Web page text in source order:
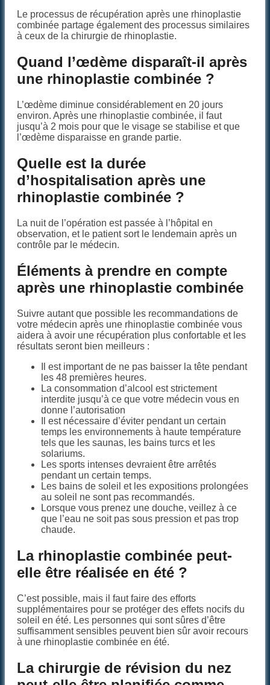
Le processus de récupération après une rhinoplastie
combinée partage également des processus similaires
à ceux de la chirurgie de rhinoplastie.
Quand l’œdème disparaît-il après
une rhinoplastie combinée ?
L’œdème diminue considérablement en 20 jours
environ. Après une rhinoplastie combinée, il faut
jusqu’à 2 mois pour que le visage se stabilise et que
l’œdème disparaisse en grande partie.
Quelle est la durée
d’hospitalisation après une
rhinoplastie combinée ?
La nuit de l’opération est passée à l’hôpital en
observation, et le patient sort le lendemain après un
contrôle par le médecin.
Éléments à prendre en compte
après une rhinoplastie combinée
Suivre autant que possible les recommandations de
votre médecin après une rhinoplastie combinée vous
aidera à avoir une récupération plus confortable et les
résultats seront bien meilleurs :
Il est important de ne pas baisser la tête pendant
les 48 premières heures.
La consommation d’alcool est strictement
interdite jusqu’à ce que votre médecin vous en
donne l’autorisation
Il est nécessaire d’éviter pendant un certain
temps les environnements à haute température
tels que les saunas, les bains turcs et les
solariums.
Les sports intenses devraient être arrêtés
pendant un certain temps.
Les bains de soleil et les expositions prolongées
au soleil ne sont pas recommandés.
Lorsque vous prenez une douche, veillez à ce
que l’eau ne soit pas sous pression et pas trop
chaude.
La rhinoplastie combinée peut-
elle être réalisée en été ?
C’est possible, mais il faut faire des efforts
supplémentaires pour se protéger des effets nocifs du
soleil en été. Les personnes qui sont sûres d’être
suffisamment sensibles peuvent bien sûr avoir recours
à une rhinoplastie combinée en été.
La chirurgie de révision du nez